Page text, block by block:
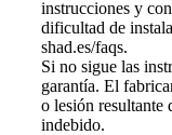
instrucciones y
dificultad de
shad.es/faqs.
Si no sigue las
garantía. El
o lesión resultante
indebido.